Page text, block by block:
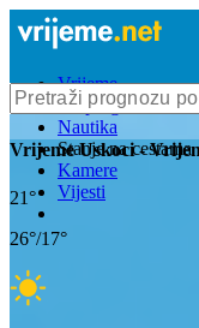
Vrijeme
Bioprognoza
Nautika
Stanje na cestama
Kamere
Vijesti
VrijemeUskoci-
21°
26°/17°